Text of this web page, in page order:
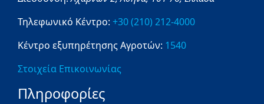
Τηλεφωνικό Κέντρο: +30 (210) 212-4000
Κέντρο εξυπηρέτησης Αγροτών: 1540
Στοιχεία Επικοινωνίας
Πληροφορίες